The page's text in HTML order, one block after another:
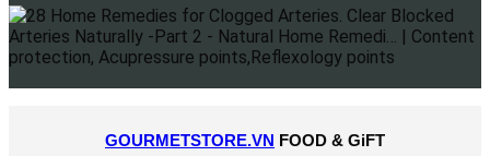
GOURMETSTORE.VN FOOD & GiFT